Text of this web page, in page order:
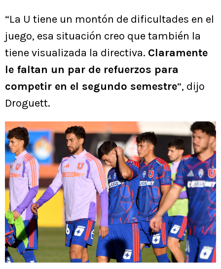
“La U tiene un montón de dificultades en el
juego, esa situación creo que también la
tiene visualizada la directiva. Claramente
le faltan un par de refuerzos para
competir en el segundo semestre“, dijo
Droguett.